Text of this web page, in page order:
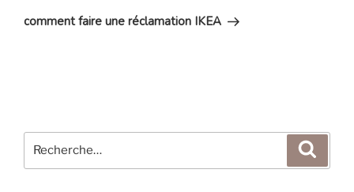
suivant
comment faire une réclamation IKEA
pour